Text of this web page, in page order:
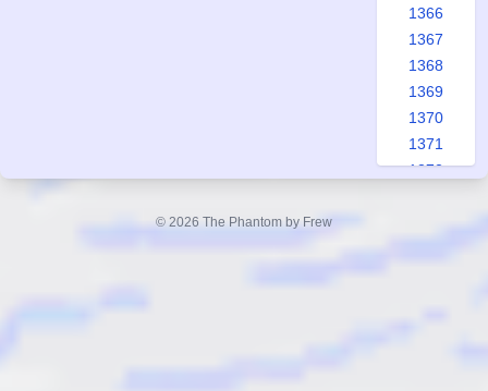
1366
1367
1368
1369
1370
1371
1372
© 2026 The Phantom by Frew